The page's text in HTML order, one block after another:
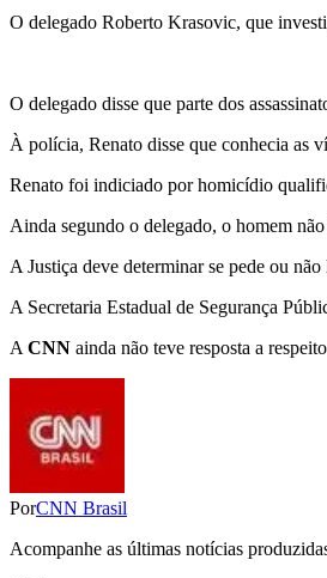
O delegado Roberto Krasovic, que
O delegado disse que parte dos
À polícia, Renato disse que conhecia as
Renato foi indiciado por homicídio
Ainda segundo o delegado, o homem
A Justiça deve determinar se pede ou
A Secretaria Estadual de Segurança
A CNN ainda não teve resposta a
PorCNN Brasil
Acompanhe as últimas notícias